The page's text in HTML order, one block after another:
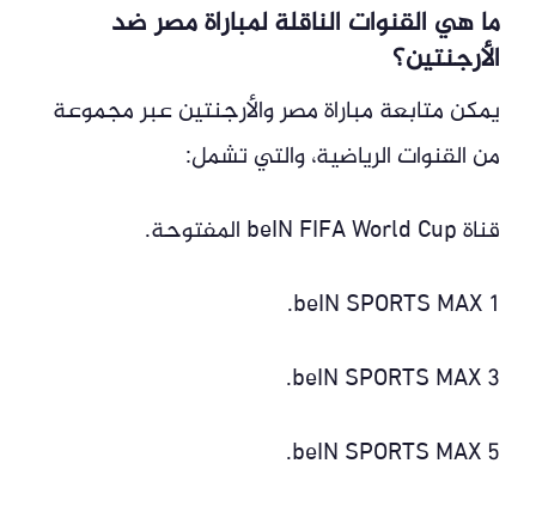
ما هي القنوات الناقلة لمباراة مصر ضد
الأرجنتين؟
يمكن متابعة مباراة مصر والأرجنتين عبر مجموعة
من القنوات الرياضية، والتي تشمل:
قناة beIN FIFA World Cup المفتوحة.
beIN SPORTS MAX 1.
beIN SPORTS MAX 3.
beIN SPORTS MAX 5.